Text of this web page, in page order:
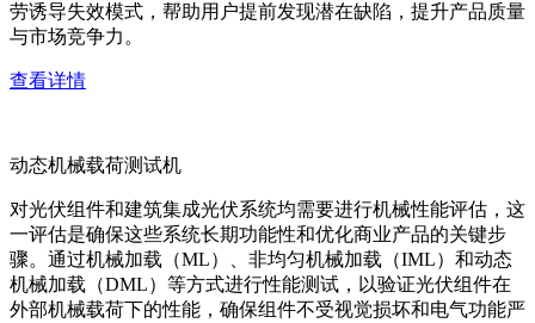
劳诱导失效模式，帮助用户提前发现潜在缺陷，提升产品质量
与市场竞争力。
查看详情
动态机械载荷测试机
对光伏组件和建筑集成光伏系统均需要进行机械性能评估，这
一评估是确保这些系统长期功能性和优化商业产品的关键步
骤。通过机械加载（ML）、非均匀机械加载（IML）和动态
机械加载（DML）等方式进行性能测试，以验证光伏组件在
外部机械载荷下的性能，确保组件不受视觉损坏和电气功能严